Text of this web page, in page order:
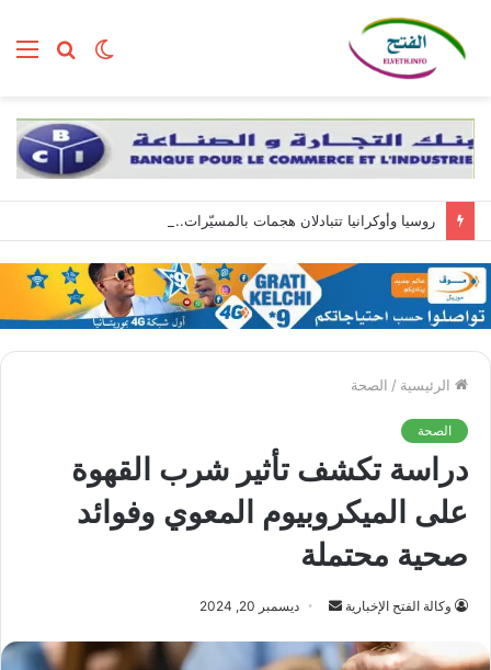
بحث الوضع
الرئيسية / الصحة
الصحة
دراسة تكشف تأثير شرب القهوة
على الميكروبيوم المعوي وفوائد
صحية محتملة
وكالة الفتح الإخبارية
أرسل
إلكترونيا
ديسمبر 20, 2024